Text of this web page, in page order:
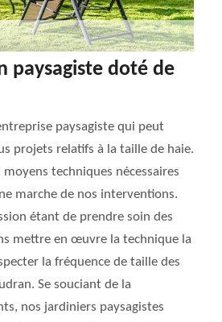
paysagiste doté de
paysagiste qui peut
projets relatifs à la taille de haie.
moyens techniques nécessaires
marche de nos interventions.
étant de prendre soin des
mettre en œuvre la technique la
la fréquence de taille des
Se souciant de la
nos jardiniers paysagistes